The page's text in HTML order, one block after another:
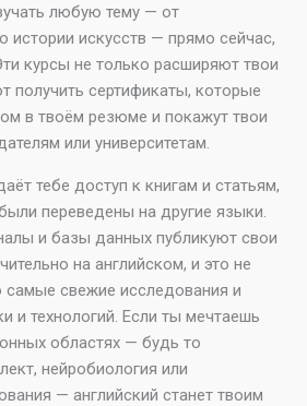
любую тему — от
истории искусств — прямо сейчас,
курсы не только расширяют твои
получить сертификаты, которые
в твоём резюме и покажут твои
или университетам.
тебе доступ к книгам и статьям,
переведены на другие языки.
и базы данных публикуют свои
на английском, и это не
свежие исследования и
и технологий. Если ты мечтаешь
областях — будь то
нейробиология или
— английский станет твоим